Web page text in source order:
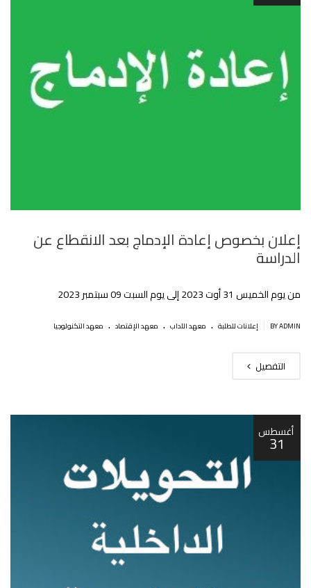
إعلان بخصوص إعادة الإدماج بعد الانقطاع عن
الدراسة
من يوم الخميس 31 أوت 2023 إلى يوم السبت 09 سبتمبر 2023
BY ADMIN إعلانات للطلبة . معهد الآداب . معهد الإقتصاد . معهد التكنولوجيا
التفصيل
أغسطس
31